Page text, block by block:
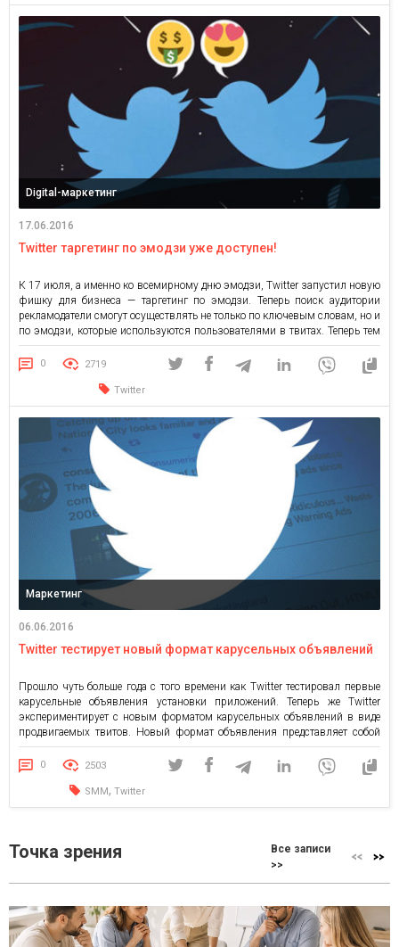
Digital-маркетинг
17.06.2016
Twitter таргетинг по эмодзи уже доступен!
К 17 июля, а именно ко всемирному дню эмодзи, Twitter запустил новую
фишку для бизнеса — таргетинг по эмодзи. Теперь поиск аудитории
рекламодатели смогут осуществлять не только по ключевым словам, но и
по эмодзи, которые используются пользователями в твитах. Теперь тем
пользователям, которые что-то затвитят, ретвитнут или ответят на
сообщение, используя определенный смайлик, им будет […]
0 2719
Twitter
Маркетинг
06.06.2016
Twitter тестирует новый формат карусельных объявлений
Прошло чуть больше года с того времени как Twitter тестировал первые
карусельные объявления установки приложений. Теперь же Twitter
экспериментирует с новым форматом карусельных объявлений в виде
продвигаемых твитов. Новый формат объявления представляет собой
горизонтальное слайд-шоу с подборкой текстовых, графических или
видео публикаций. Формат карусельных объявлений Twitter не похож на
Facebook, Instagram или Google. Рекламодатели смогут включать […]
0 2503
SMM, Twitter
Точка зрения
Все записи
>>